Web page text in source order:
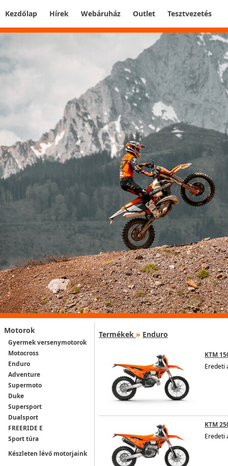
Kezdőlap Hírek Webáruház Outlet Tesztvezetés
Motorok
Gyermek versenymotorok
Motocross
Enduro
Adventure
Supermoto
Duke
Supersport
Dualsport
FREERIDE E
Sport túra
Készleten lévő motorjaink
Termékek » Enduro
KTM
Eredeti
KTM
Eredeti